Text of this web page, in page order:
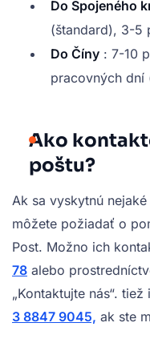
Do Spojeného
(štandard), 3-5
Do Číny : 7-10
pracovných dní
Ako
poštu?
Ak sa vyskytnú
môžete požiadať o
Post. Možno ich
78 alebo
„Kontaktujte nás“.
3 8847 9045, ak ste